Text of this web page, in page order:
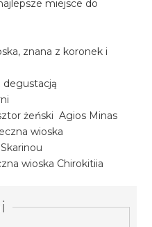
miejsce do
znana z koronek i
degustacją
żeński Agios Minas
wioska
wioska Chirokitiia